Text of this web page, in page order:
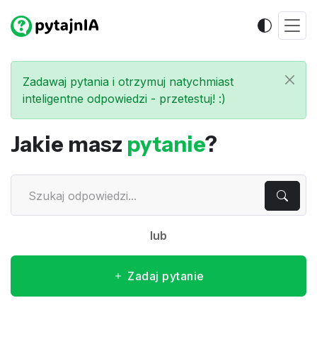
Zadawaj pytania i otrzymuj natychmiast
inteligentne odpowiedzi - przetestuj! :)
Jakie masz pytanie?
lub
Zadaj pytanie